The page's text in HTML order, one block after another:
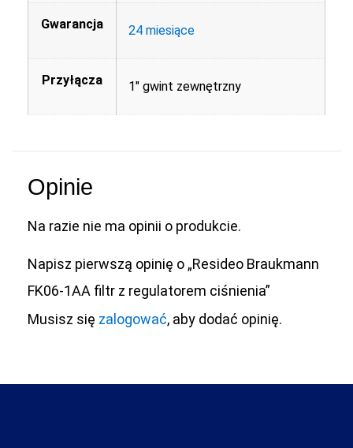
Gwarancja 24 miesiące
Przyłącza 1" gwint zewnętrzny
Opinie
Na razie nie ma opinii o produkcie.
Napisz pierwszą opinię o „Resideo Braukmann
FK06-1AA filtr z regulatorem ciśnienia”
Musisz się zalogować, aby dodać opinię.